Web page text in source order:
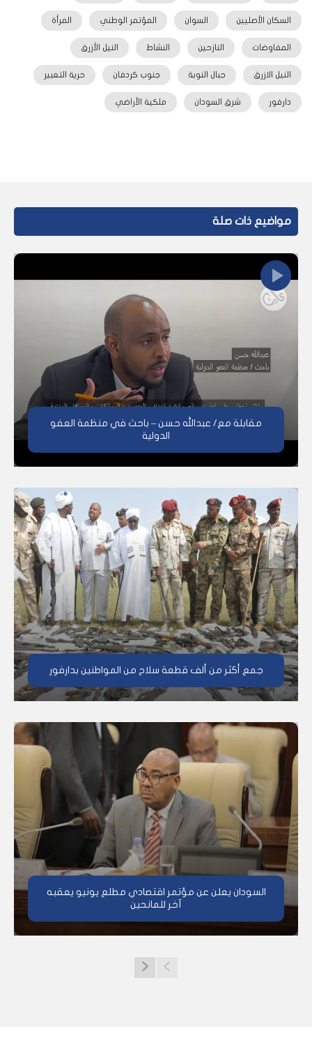
السكان الأصليين السوان المؤتمر الوطني المرأة
المفاوضات النازحين النشاط النيل الأزرق
النيل الازرق جبال النوبة جنوب كردفان حرية التعبير
دارفور شرق السودان ملكية الأراضي
مواضيع ذات صلة
مقابلة مع/ عبدالله حسن – باحث في منظمة العفو
الدولية
جمع أكثر من ألف قطعة سلاح من المواطنين بدارفور
السودان يعلن عن مؤتمر اقتصادي مطلع يونيو يعقبه
آخر للمانحين